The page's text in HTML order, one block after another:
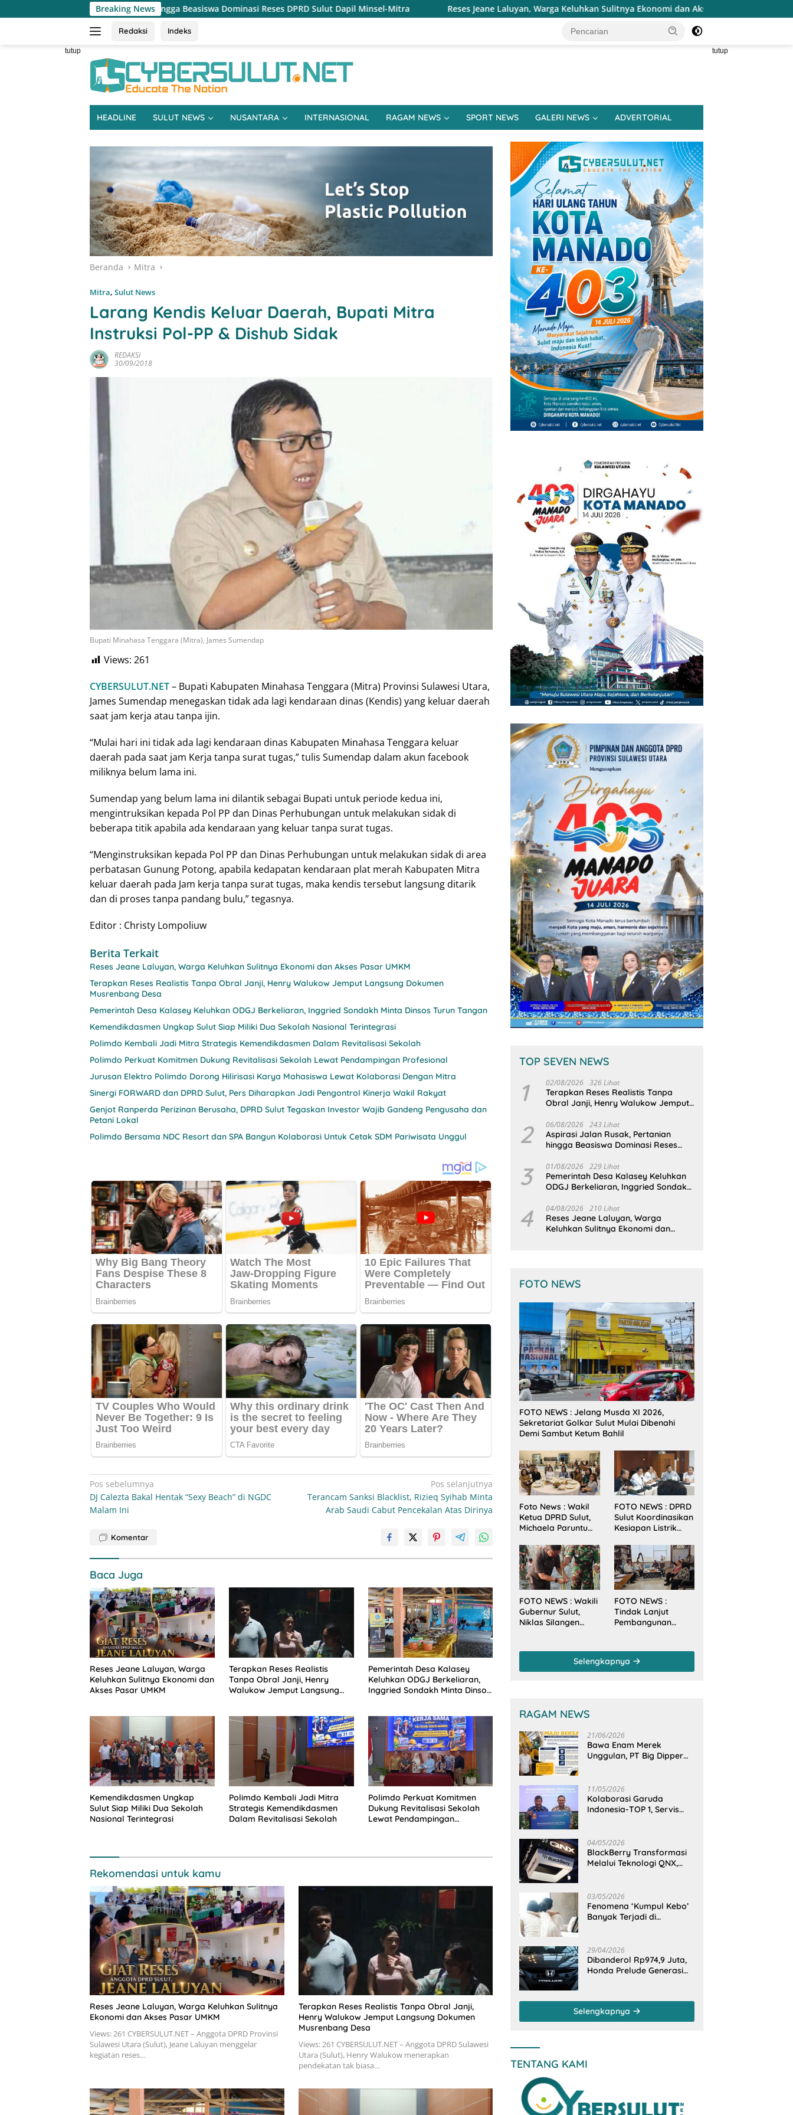
ke
Breaking News
Pertanian hingga Beasiswa Dominasi Reses DPRD Sulut Dapil Minsel-Mitra Reses Jeane Laluyan, Warga Keluhkan Sulitnya Ekonomi dan Akses Pasar UMKM
Redaksi Indeks
tutup tutup
HEADLINE SULUT NEWS NUSANTARA INTERNASIONAL RAGAM NEWS SPORT NEWS GALERI NEWS ADVERTORIAL
Beranda Mitra
Mitra, Sulut News
Larang Kendis Keluar Daerah, Bupati Mitra
Instruksi Pol-PP & Dishub Sidak
REDAKSI
30/09/2018
Bupati Minahasa Tenggara (Mitra), James Sumendap
Views: 261
CYBERSULUT.NET– Bupati Kabupaten Minahasa Tenggara (Mitra) Provinsi Sulawesi Utara,
James Sumendap menegaskan tidak ada lagi kendaraan dinas (Kendis) yang keluar daerah
saat jam kerja atau tanpa ijin.
“Mulai hari ini tidak ada lagi kendaraan dinas Kabupaten Minahasa Tenggara keluar
daerah pada saat jam Kerja tanpa surat tugas,” tulis Sumendap dalam akun facebook
miliknya belum lama ini.
Sumendap yang belum lama ini dilantik sebagai Bupati untuk periode kedua ini,
mengintruksikan kepada Pol PP dan Dinas Perhubungan untuk melakukan sidak di
beberapa titik apabila ada kendaraan yang keluar tanpa surat tugas.
“Menginstruksikan kepada Pol PP dan Dinas Perhubungan untuk melakukan sidak di area
perbatasan Gunung Potong, apabila kedapatan kendaraan plat merah Kabupaten Mitra
keluar daerah pada Jam kerja tanpa surat tugas, maka kendis tersebut langsung ditarik
dan di proses tanpa pandang bulu,” tegasnya.
Editor : Christy Lompoliuw
Berita Terkait
Reses Jeane Laluyan, Warga Keluhkan Sulitnya Ekonomi dan Akses Pasar UMKM
Terapkan Reses Realistis Tanpa Obral Janji, Henry Walukow Jemput Langsung Dokumen
Musrenbang Desa
Pemerintah Desa Kalasey Keluhkan ODGJ Berkeliaran, Inggried Sondakh Minta Dinsos Turun Tangan
Kemendikdasmen Ungkap Sulut Siap Miliki Dua Sekolah Nasional Terintegrasi
Polimdo Kembali Jadi Mitra Strategis Kemendikdasmen Dalam Revitalisasi Sekolah
Polimdo Perkuat Komitmen Dukung Revitalisasi Sekolah Lewat Pendampingan Profesional
Jurusan Elektro Polimdo Dorong Hilirisasi Karya Mahasiswa Lewat Kolaborasi Dengan Mitra
Sinergi FORWARD dan DPRD Sulut, Pers Diharapkan Jadi Pengontrol Kinerja Wakil Rakyat
Genjot Ranperda Perizinan Berusaha, DPRD Sulut Tegaskan Investor Wajib Gandeng Pengusaha dan
Petani Lokal
Polimdo Bersama NDC Resort dan SPA Bangun Kolaborasi Untuk Cetak SDM Pariwisata Unggul
Navigasi
pos
Pos sebelumnya
DJ Calezta Bakal Hentak “Sexy Beach” di NGDC
Malam Ini
Pos selanjutnya
Terancam Sanksi Blacklist, Rizieq Syihab Minta
Arab Saudi Cabut Pencekalan Atas Dirinya
Komentar
Baca Juga
Reses Jeane Laluyan, Warga
Keluhkan Sulitnya Ekonomi dan
Akses Pasar UMKM
Terapkan Reses Realistis
Tanpa Obral Janji, Henry
Walukow Jemput Langsung
Pemerintah Desa Kalasey
Keluhkan ODGJ Berkeliaran,
Inggried Sondakh Minta Dinsos
Kemendikdasmen Ungkap
Sulut Siap Miliki Dua Sekolah
Nasional Terintegrasi
Polimdo Kembali Jadi Mitra
Strategis Kemendikdasmen
Dalam Revitalisasi Sekolah
Polimdo Perkuat Komitmen
Dukung Revitalisasi Sekolah
Lewat Pendampingan
Rekomendasi untuk kamu
Reses Jeane Laluyan, Warga Keluhkan Sulitnya
Ekonomi dan Akses Pasar UMKM
Views: 261 CYBERSULUT.NET – Anggota DPRD Provinsi
Sulawesi Utara (Sulut), Jeane Laluyan menggelar
kegiatan reses…
Terapkan Reses Realistis Tanpa Obral Janji,
Henry Walukow Jemput Langsung Dokumen
Musrenbang Desa
Views: 261 CYBERSULUT.NET – Anggota DPRD Sulawesi
Utara (Sulut), Henry Walukow menerapkan
pendekatan tak biasa…
TOP SEVEN NEWS
1 02/08/2026 326 Lihat
Terapkan Reses Realistis Tanpa
Obral Janji, Henry Walukow Jemput
Desa
2 06/08/2026 243 Lihat
Aspirasi Jalan Rusak, Pertanian
hingga Beasiswa Dominasi Reses
3 01/08/2026 229 Lihat
Pemerintah Desa Kalasey Keluhkan
ODGJ Berkeliaran, Inggried Sondakh
4 04/08/2026 210 Lihat
Reses Jeane Laluyan, Warga
Keluhkan Sulitnya Ekonomi dan
FOTO NEWS
FOTO NEWS : Jelang Musda XI 2026,
Sekretariat Golkar Sulut Mulai Dibenahi
Demi Sambut Ketum Bahlil
Foto News : Wakil
Ketua DPRD Sulut,
Michaela Paruntu
Makan Malam
Gubernur Sulut
Bersama
Wamenkes RI
FOTO NEWS : DPRD
Sulut Koordinasikan
Kesiapan Listrik
Tahun Baru 2026
FOTO NEWS : Wakili
Gubernur Sulut,
Niklas Silangen
Desa Arakan Minsel
FOTO NEWS :
Tindak Lanjut
Pembangunan
Sulut Sambangi
Dirjen SDA
Selengkapnya
RAGAM NEWS
21/06/2026
Bawa Enam Merek
Unggulan, PT Big Dipper
Pasar di Sulawesi Utara
11/05/2026
Kolaborasi Garuda
Indonesia-TOP 1, Servis
04/05/2026
BlackBerry Transformasi
Melalui Teknologi QNX,
Otomotif
03/05/2026
Fenomena ‘Kumpul Kebo’
Banyak Terjadi di
di Kota Manado
29/04/2026
Dibanderol Rp974,9 Juta,
Honda Prelude Generasi
Selengkapnya
TENTANG KAMI